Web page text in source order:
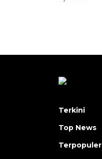
Terkini
Top News
Terpopuler